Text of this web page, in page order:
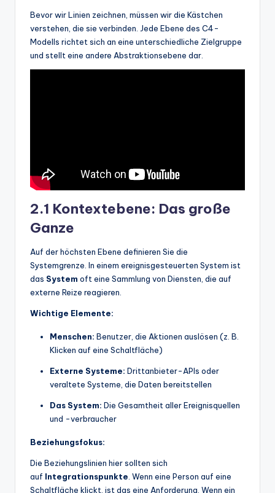
Bevor wir Linien zeichnen, müssen wir die Kästchen
verstehen, die sie verbinden. Jede Ebene des C4-
Modells richtet sich an eine unterschiedliche Zielgruppe
und stellt eine andere Abstraktionsebene dar.
2.1 Kontextebene: Das große
Ganze
Auf der höchsten Ebene definieren Sie die
Systemgrenze. In einem ereignisgesteuerten System ist
das System oft eine Sammlung von Diensten, die auf
externe Reize reagieren.
Wichtige Elemente:
Menschen: Benutzer, die Aktionen auslösen (z. B.
Klicken auf eine Schaltfläche)
Externe Systeme: Drittanbieter-APIs oder
veraltete Systeme, die Daten bereitstellen
Das System: Die Gesamtheit aller Ereignisquellen
und -verbraucher
Beziehungsfokus:
Die Beziehungslinien hier sollten sich
auf Integrationspunkte. Wenn eine Person auf eine
Schaltfläche klickt, ist das eine Anforderung. Wenn ein